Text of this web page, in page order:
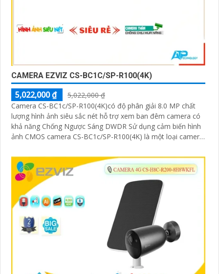
CAMERA EZVIZ CS-BC1C/SP-R100(4K)
5,022,000 ₫
5,022,000 ₫
Camera CS-BC1c/SP-R100(4K)có độ phân giải 8.0 MP chất
lượng hình ảnh siêu sắc nét hỗ trợ xem ban đêm camera có
khả năng Chống Ngược Sáng DWDR Sử dụng cảm biến hình
ảnh CMOS camera CS-BC1c/SP-R100(4K) là một loại camera
khe thẻ nhớ